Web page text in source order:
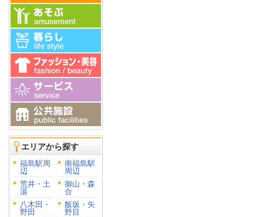
エリアから探す
福島駅周
辺
南福島駅
周辺
荒井・土
湯
御山・森
合
八木田・
野田
飯坂・矢
野目